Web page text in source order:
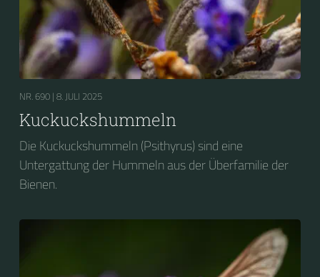
NR. 690 | 8. JULI 2025
Kuckuckshummeln
Die Kuckuckshummeln (Psithyrus) sind eine
Untergattung der Hummeln aus der Überfamilie der
Bienen.